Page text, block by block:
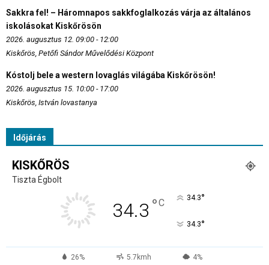
Sakkra fel! – Háromnapos sakkfoglalkozás várja az általános
iskolásokat Kiskőrösön
2026. augusztus 12. 09:00 - 12:00
Kiskőrös, Petőfi Sándor Művelődési Központ
Kóstolj bele a western lovaglás világába Kiskőrösön!
2026. augusztus 15. 10:00 - 17:00
Kiskőrös, István lovastanya
Időjárás
KISKŐRÖS
Tiszta Égbolt
34.3 °C 34.3°
34.3°
26% 5.7kmh 4%